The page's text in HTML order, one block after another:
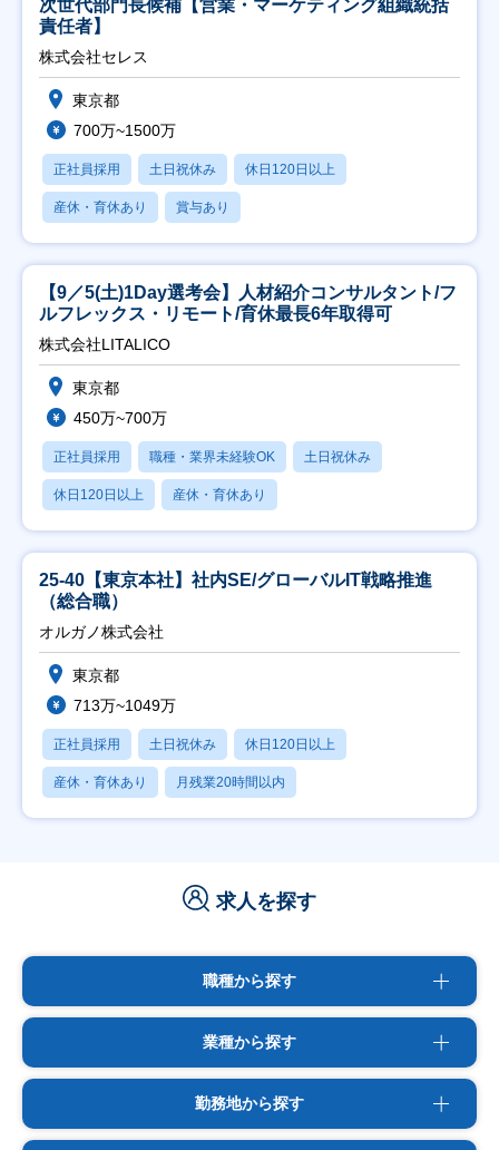
次世代部門長候補【営業・マーケティング組織統括
責任者】
株式会社セレス
東京都
700万~1500万
正社員採用 土日祝休み 休日120日以上
産休・育休あり 賞与あり
【9／5(土)1Day選考会】人材紹介コンサルタント/フ
ルフレックス・リモート/育休最長6年取得可
株式会社LITALICO
東京都
450万~700万
正社員採用 職種・業界未経験OK 土日祝休み
休日120日以上 産休・育休あり
25-40【東京本社】社内SE/グローバルIT戦略推進
（総合職）
オルガノ株式会社
東京都
713万~1049万
正社員採用 土日祝休み 休日120日以上
産休・育休あり 月残業20時間以内
求人を探す
職種から探す
業種から探す
勤務地から探す